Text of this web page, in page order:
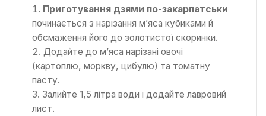
Приготування дзями по-закарпатськи
починається з нарізання м’яса кубиками й
обсмаження його до золотистої скоринки.
Додайте до м’яса нарізані овочі
(картоплю, моркву, цибулю) та томатну
пасту.
Залийте 1,5 літра води і додайте лавровий
лист.